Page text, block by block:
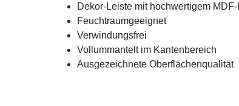
Dekor-Leiste mit hochwertigem MDF-
Feuchtraumgeeignet
Verwindungsfrei
Vollummantelt im Kantenbereich
Ausgezeichnete Oberflächenqualität